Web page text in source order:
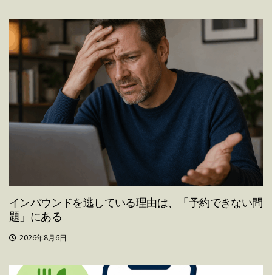
インバウンドを逃している理由は、「予約できない問
題」にある
2026年8月6日